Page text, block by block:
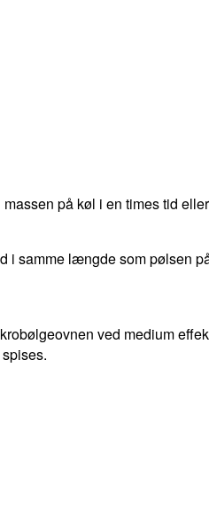
på køl i en times tid
samme længde som pølsen
ved medium